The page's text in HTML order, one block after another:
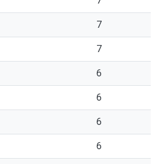
7
7
6
6
6
6